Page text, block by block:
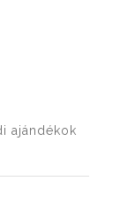
ajándékok